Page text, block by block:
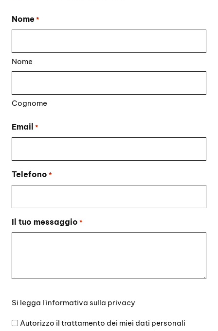
Nome *
Nome
Cognome
Email *
Telefono *
Il tuo messaggio *
legga
l'informativa
Si legga l'informativa sulla privacy
Autorizzo il trattamento dei miei dati personali